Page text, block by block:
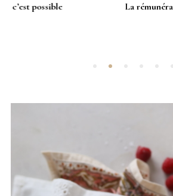
La rémunération sur Instagram: